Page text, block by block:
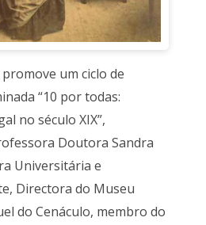
um ciclo de
“10 por todas:
no século XIX”,
Doutora Sandra
Universitária e
Directora do Museu
do Cenáculo, membro do